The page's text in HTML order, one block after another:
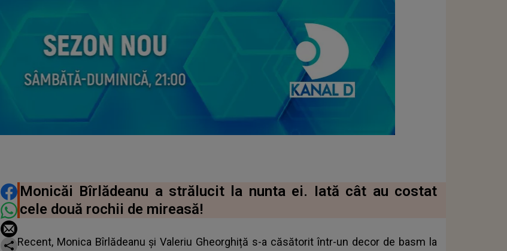
DISTRIBUIE ARTICOLUL
Monicăi Bîrlădeanu a strălucit la nunta ei. Iată cât au costat
cele două rochii de mireasă!
Recent, Monica Bîrlădeanu și Valeriu Gheorghiță s-a căsătorit într-un decor de basm la